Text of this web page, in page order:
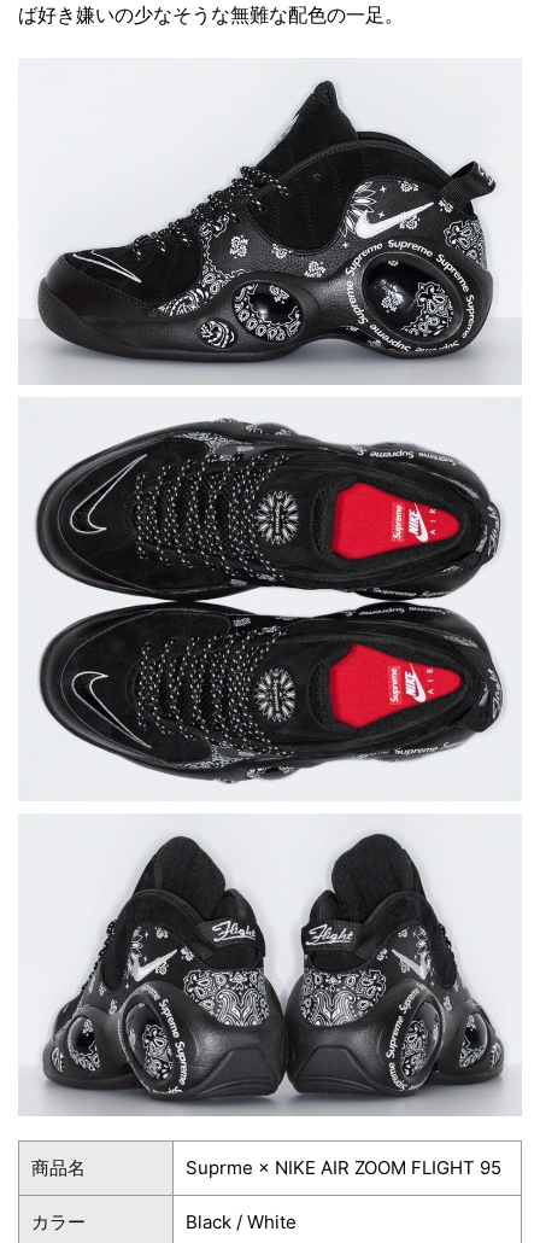
ば好き嫌いの少なそうな無難な配色の一足。
商品名 Suprme × NIKE AIR ZOOM FLIGHT 95
カラー Black / White